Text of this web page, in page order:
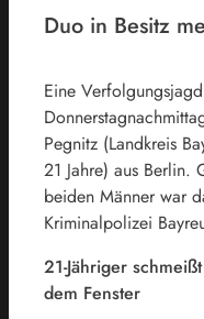
Duo in Besitz
Eine
Pegnitz (Landkreis
21 Jahre) aus Berlin.
beiden Männer war
Kriminalpolizei
21-Jähriger
dem Fenster